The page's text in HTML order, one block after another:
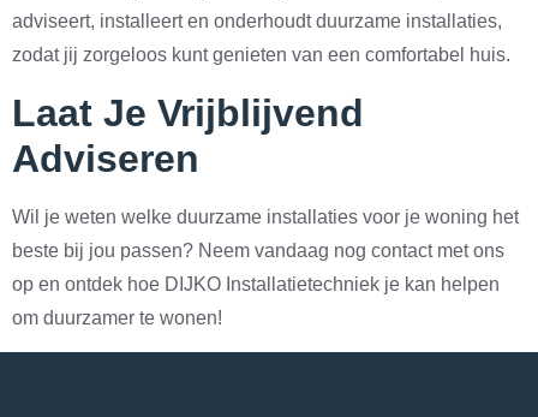
adviseert, installeert en onderhoudt duurzame installaties,
zodat jij zorgeloos kunt genieten van een comfortabel huis.
Laat Je Vrijblijvend
Adviseren
Wil je weten welke duurzame installaties voor je woning het
beste bij jou passen? Neem vandaag nog contact met ons
op en ontdek hoe DIJKO Installatietechniek je kan helpen
om duurzamer te wonen!